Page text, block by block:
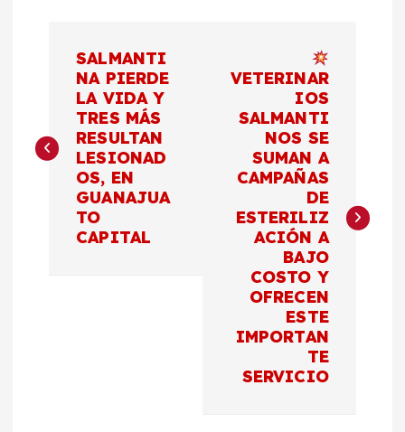
v
e
SALMANTI
NA PIERDE
LA VIDA Y
TRES MÁS
RESULTAN
LESIONAD
OS, EN
GUANAJUA
TO
CAPITAL
VETERINAR
IOS
SALMANTI
NOS SE
SUMAN A
CAMPAÑAS
DE
ESTERILIZ
ACIÓN A
BAJO
COSTO Y
OFRECEN
ESTE
IMPORTAN
TE
SERVICIO